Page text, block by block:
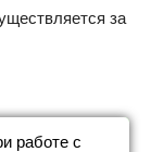
за
работе с